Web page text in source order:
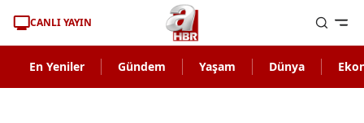
CANLI YAYIN
En Yeniler Gündem Yaşam Dünya